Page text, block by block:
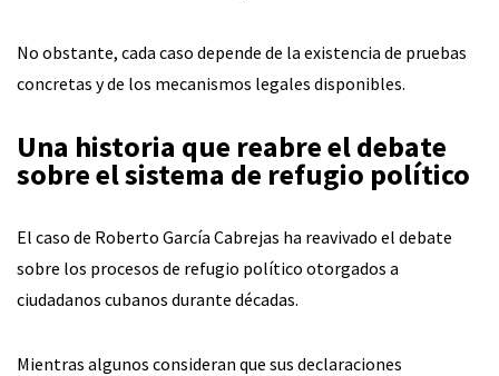
No obstante, cada caso depende de la existencia de pruebas
concretas y de los mecanismos legales disponibles.
Una historia que reabre el debate
sobre el sistema de refugio político
El caso de Roberto García Cabrejas ha reavivado el debate
sobre los procesos de refugio político otorgados a
ciudadanos cubanos durante décadas.
Mientras algunos consideran que sus declaraciones